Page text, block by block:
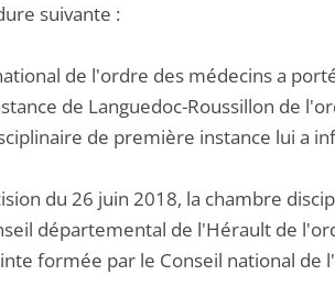
suivante :
de l'ordre des médecins a
de Languedoc-Roussillon de
de première instance lui a
du 26 juin 2018, la chambre
départemental de l'Hérault de
formée par le Conseil national de